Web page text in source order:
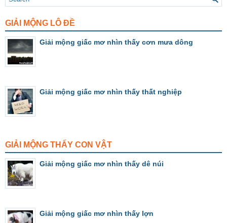
GIẢI MỘNG LÔ ĐỀ
Giải mộng giấc mơ nhìn thấy cơn mưa dông
Giải mộng giấc mơ nhìn thấy thất nghiệp
GIẢI MỘNG THẤY CON VẬT
Giải mộng giấc mơ nhìn thấy dê núi
Giải mộng giấc mơ nhìn thấy lợn